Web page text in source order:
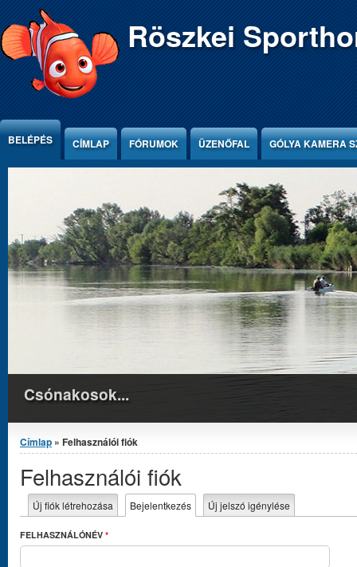
Ugrás a tartalomra Röszkei
BELÉPÉS CÍMLAP FÓRUMOK ÜZENŐFAL GÓLYA KAMERA
Csónakosok...
Jelenlegi hely
Címlap » Felhasználói fiók
Felhasználói fiók
Elsődleges fülek
Új fiók létrehozása Bejelentkezés (aktív fül)
Új jelszó igénylése
FELHASZNÁLÓNÉV *